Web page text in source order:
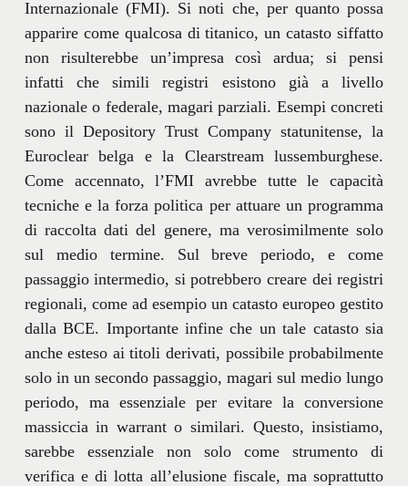
Internazionale (FMI). Si noti che, per quanto possa
apparire come qualcosa di titanico, un catasto siffatto
non risulterebbe un’impresa così ardua; si pensi
infatti che simili registri esistono già a livello
nazionale o federale, magari parziali. Esempi concreti
sono il Depository Trust Company statunitense, la
Euroclear belga e la Clearstream lussemburghese.
Come accennato, l’FMI avrebbe tutte le capacità
tecniche e la forza politica per attuare un programma
di raccolta dati del genere, ma verosimilmente solo
sul medio termine. Sul breve periodo, e come
passaggio intermedio, si potrebbero creare dei registri
regionali, come ad esempio un catasto europeo gestito
dalla BCE. Importante infine che un tale catasto sia
anche esteso ai titoli derivati, possibile probabilmente
solo in un secondo passaggio, magari sul medio lungo
periodo, ma essenziale per evitare la conversione
massiccia in warrant o similari. Questo, insistiamo,
sarebbe essenziale non solo come strumento di
verifica e di lotta all’elusione fiscale, ma soprattutto